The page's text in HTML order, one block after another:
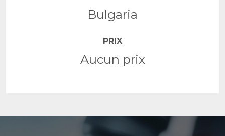
Bulgaria
PRIX
Aucun prix